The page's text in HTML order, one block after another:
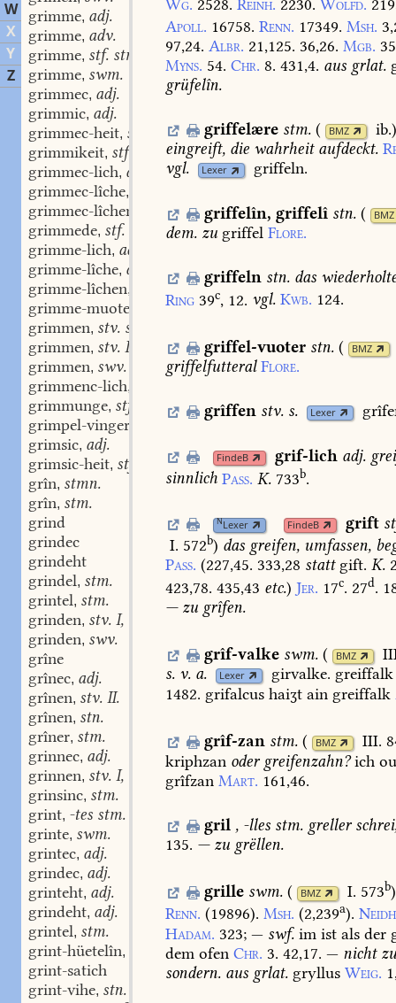
W
X
Y
Z
grimme, adj.
grimme, adv.
grimme, stf. stm.
grimme, swm.
grimmec, adj.
grimmic, adj.
grimmec-heit, stf.
grimmikeit, stf.
grimmec-lich, adj.
grimmec-lîche,
grimmec-lîchen
adv.
grimmede, stf.
grimme-lich, adj.
grimme-lîche, adv.
grimme-lîchen,
grimme-muoter
grimmen, stv. stn.
grimmen, stv. I, 3.
grimmen, swv.
grimmenc-lich,
grimmunge, stf.
grimpel-vinger
grimsic, adj.
grimsic-heit, stf.
grîn, stmn.
grîn, stm.
grind
grindec
grindeht
grindel, stm.
grintel, stm.
grinden, stv. I, 3. stv.
grinden, swv.
grîne
grînec, adj.
grînen, stv. II.
grînen, stn.
grîner, stm.
grinnec, adj.
grinnen, stv. I, 3.
grinsinc, stm.
grint, -tes stm.
grinte, swm.
grintec, adj.
grindec, adj.
grinteht, adj.
grindeht, adj.
grintel, stm.
grint-hüetelîn,
grint-satich
grint-vihe, stn.
Wg. 2528. Reinh. 2230. Wolfd.
Apoll. 16758. Renn. 17349. Msh.
97,24. Albr. 21,125. 36,26. Mgb.
Myns. 54. Chr. 8. 431,4. aus grlat.
grüfelîn.
griffelære stm. ( BMZ ib.
eingreift, die wahrheitaufdeckt.
vgl.
Lexer griffeln.
griffelîn, griffelî stn. ( BMZ
dem. zu griffel Flore.
griffeln stn. das
Ring 39c, 12. vgl. Kwb. 124.
griffel-vuoter stn. ( BMZ
griffelfutteral Flore.
grîffen stv. s. Lexer
FindeB grif-lich adj.
sinnlich Pass. K. 733b.
NLexer FindeB grift
I. 572b) das greifen, umfassen,
Pass. (227,45. 333,28 stattgift. K.
423,78. 435,43 etc.) Jer. 17c. 27d.
— zu grîfen.
grîf-valke swm. ( BMZ
s. v. a. Lexer girvalke. greiffalk
1482. grifalcus haiʒt ain greiffalk
grîf-zan stm. ( BMZ
III.
kriphzan odergreifenzahn? ich
grîfzan Mart. 161,46.
gril , -lles stm. greller
135. — zu grëllen.
grille swm. ( BMZ I. 573b)
Renn. (19896). Msh. (2,239a).
Hadam. 323; — swf. im ist als der
dem ofen Chr. 3. 42,17. — nicht
sondern. aus grlat. gryllus Weig.